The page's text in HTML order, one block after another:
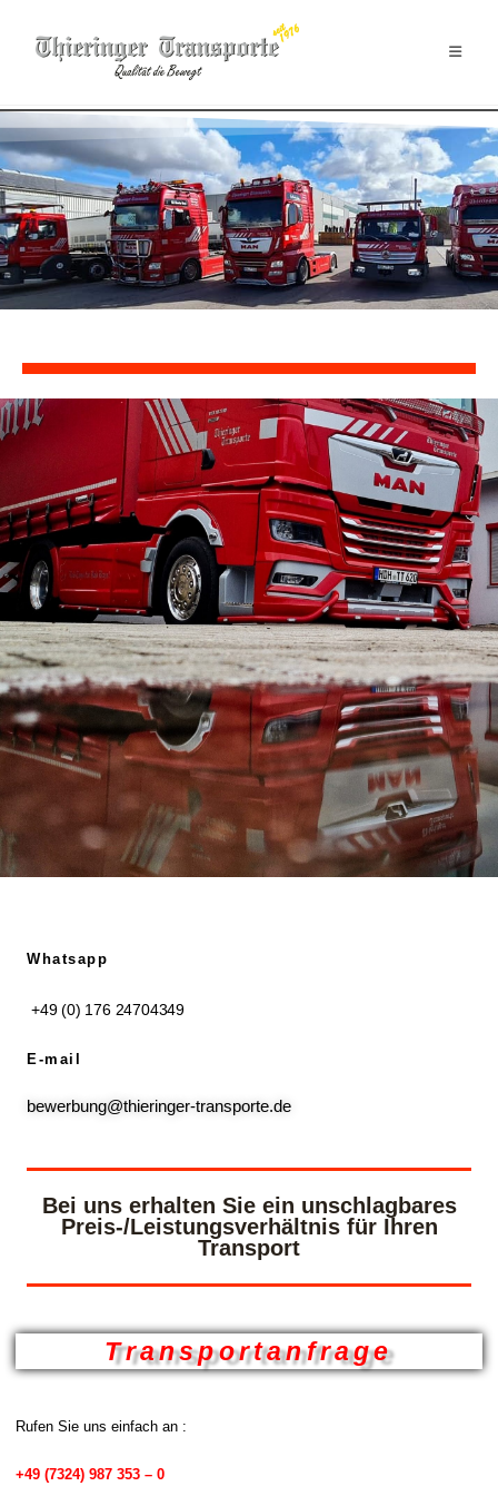
Whatsapp
+49 (0) 176 24704349
E-mail
bewerbung@thieringer-transporte.de
Bei uns erhalten Sie ein unschlagbares
Preis-/Leistungsverhältnis für Ihren
Transport
Transportanfrage
Rufen Sie uns einfach an :
+49 (7324) 987 353 – 0